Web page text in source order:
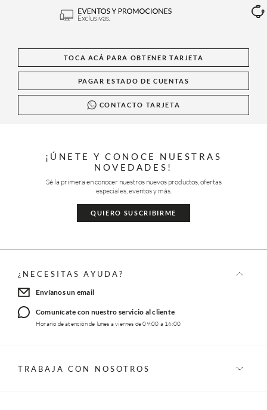
TOCA ACÁ PARA OBTENER TARJETA
PAGAR ESTADO DE CUENTAS
CONTACTO TARJETA
¡ÚNETE Y CONOCE NUESTRAS
NOVEDADES!
Sé la primera en conocer nuestros nuevos productos, ofertas
especiales, eventos y más.
QUIERO SUSCRIBIRME
¿NECESITAS AYUDA?
Envíanos un email
Comunícate con nuestro servicio al cliente
Horario de atención de lunes a viernes de 09:00 a 16:00
TRABAJA CON NOSOTROS